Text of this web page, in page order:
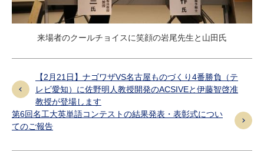
来場者のクールチョイスに笑顔の岩尾先生と山田氏
【2月21日】ナゴワザVS名古屋ものづくり4番勝負（テ
レビ愛知）に佐野明人教授開発のACSIVEと伊藤智啓准
教授が登場します
第6回名工大英単語コンテストの結果発表・表彰式につい
てのご報告